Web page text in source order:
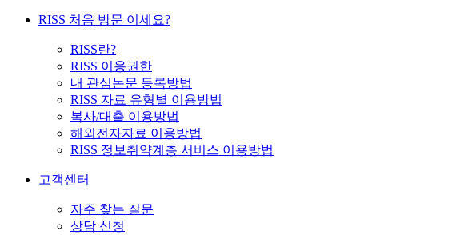
RISS 처음 방문 이세요?
RISS란?
RISS 이용권한
내 관심논문 등록방법
RISS 자료 유형별 이용방법
복사/대출 이용방법
해외전자자료 이용방법
RISS 정보취약계층 서비스 이용방법
고객센터
자주 찾는 질문
상담 신청